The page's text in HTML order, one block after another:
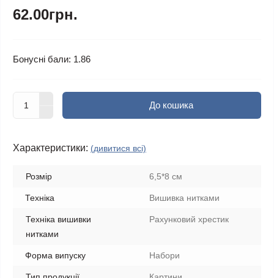
62.00грн.
Бонусні бали: 1.86
До кошика
Характеристики: (дивитися всі)
Розмір 6,5*8 см
Техніка Вишивка нитками
Техніка вишивки
нитками
Рахунковий хрестик
Форма випуску Набори